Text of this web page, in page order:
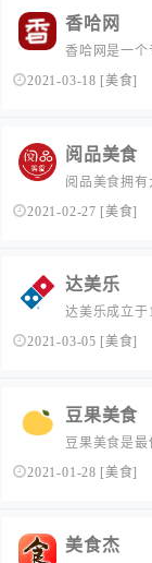
香哈网
香哈网是一
全，更有菜
2021-03-18 [美食]
阅品美食
阅品美食拥有
提供各种菜
2021-02-27 [美食]
达美乐
达美乐成立于
比萨
2021-03-05 [美食]
豆果美食
豆果美食是最
常菜做法大
2021-01-28 [美食]
美食杰